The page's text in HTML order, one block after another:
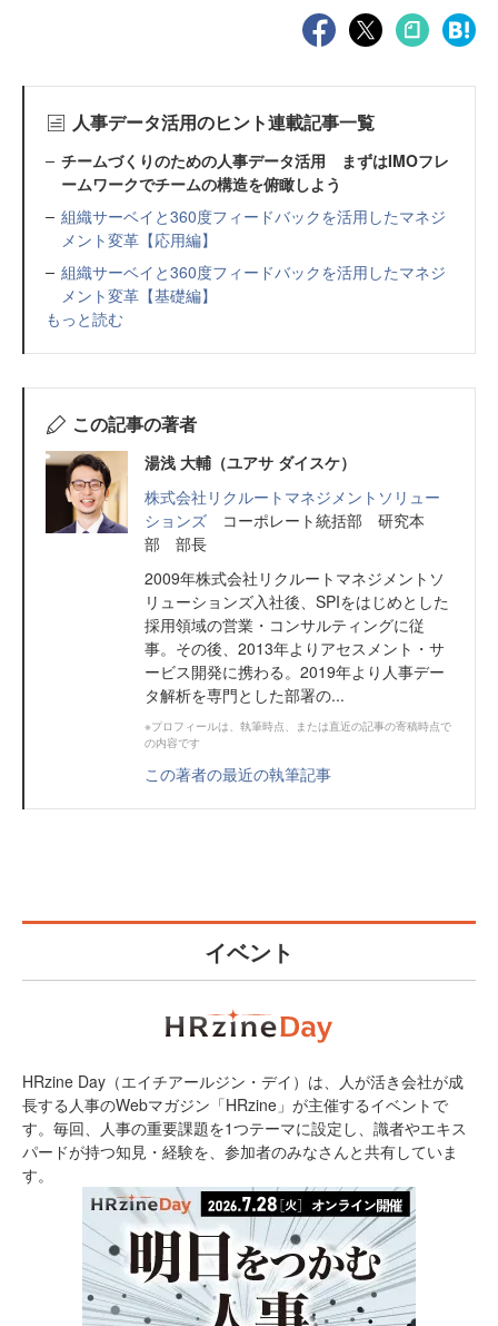
人事データ活用のヒント連載記事一覧
チームづくりのための人事データ活用 まずはIMOフレ
ームワークでチームの構造を俯瞰しよう
組織サーベイと360度フィードバックを活用したマネジ
メント変革【応用編】
組織サーベイと360度フィードバックを活用したマネジ
メント変革【基礎編】
もっと読む
この記事の著者
湯浅 大輔（ユアサ ダイスケ）
株式会社リクルートマネジメントソリュー
ションズ コーポレート統括部 研究本
部 部長
2009年株式会社リクルートマネジメントソ
リューションズ入社後、SPIをはじめとした
採用領域の営業・コンサルティングに従
事。その後、2013年よりアセスメント・サ
ービス開発に携わる。2019年より人事デー
タ解析を専門とした部署の...
※プロフィールは、執筆時点、または直近の記事の寄稿時点で
の内容です
この著者の最近の執筆記事
イベント
HRzine Day（エイチアールジン・デイ）は、人が活き会社が成
長する人事のWebマガジン「HRzine」が主催するイベントで
す。毎回、人事の重要課題を1つテーマに設定し、識者やエキス
パードが持つ知見・経験を、参加者のみなさんと共有していま
す。